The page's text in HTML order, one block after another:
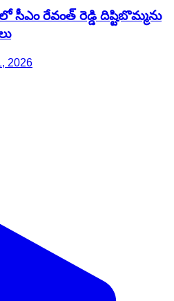
సీఎం రేవంత్ రెడ్డి దిష్టిబొమ్మను
2026